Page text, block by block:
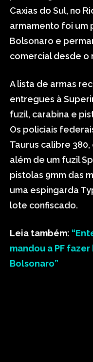
Caxias do Sul, no
armamento foi um
Bolsonaro e
comercial desde o
A lista de armas
entregues à
fuzil, carabina e
Os policiais
Taurus calibre
além de um fuzil
pistolas 9mm das
uma espingarda
lote confiscado.
Leia também:
mandou a PF
Bolsonaro”